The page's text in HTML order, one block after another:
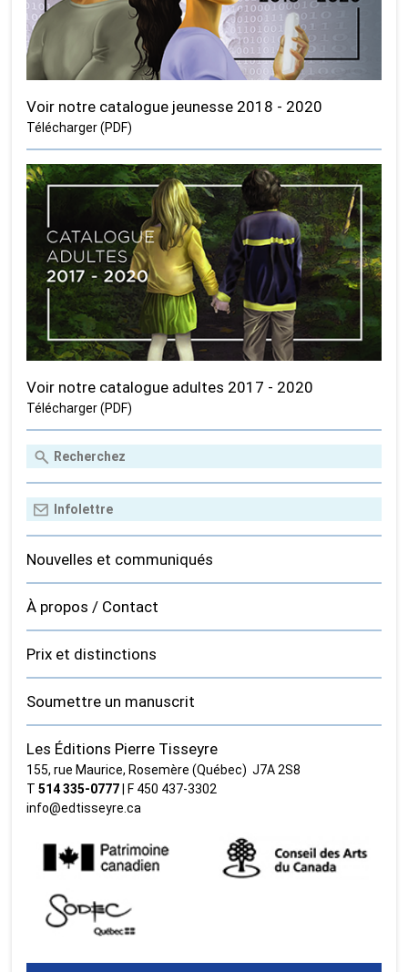
Voir notre catalogue jeunesse 2018 - 2020
Télécharger (PDF)
Voir notre catalogue adultes 2017 - 2020
Télécharger (PDF)
Nouvelles et communiqués
À propos / Contact
Prix et distinctions
Soumettre un manuscrit
Les Éditions Pierre Tisseyre
155, rue Maurice, Rosemère (Québec) J7A 2S8
T514 335‑0777 | F 450 437‑3302
info@edtisseyre.ca